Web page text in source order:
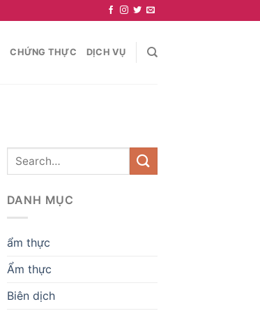
CHỨNG THỰC DỊCH VỤ
DANH MỤC
ẩm thực
Ẩm thực
Biên dịch